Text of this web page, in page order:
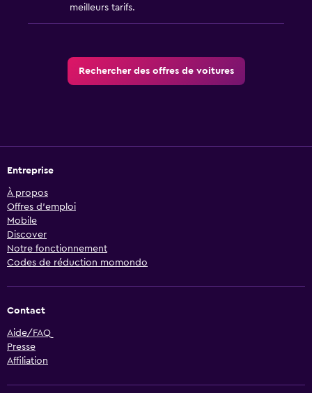
meilleurs tarifs.
Rechercher des offres de voitures
Entreprise
À propos
Offres d’emploi
Mobile
Discover
Notre fonctionnement
Codes de réduction momondo
Contact
Aide/FAQ
Presse
Affiliation